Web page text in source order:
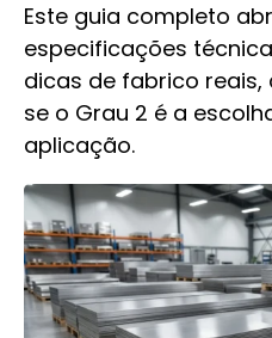
Este guia completo
especificações
dicas de fabrico
se o Grau 2 é a
aplicação.